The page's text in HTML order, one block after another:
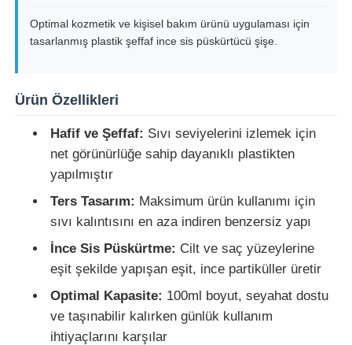
Optimal kozmetik ve kişisel bakım ürünü uygulaması için
tasarlanmış plastik şeffaf ince sis püskürtücü şişe.
Ürün Özellikleri
Hafif ve Şeffaf: Sıvı seviyelerini izlemek için
net görünürlüğe sahip dayanıklı plastikten
yapılmıştır
Ters Tasarım: Maksimum ürün kullanımı için
sıvı kalıntısını en aza indiren benzersiz yapı
İnce Sis Püskürtme: Cilt ve saç yüzeylerine
eşit şekilde yapışan eşit, ince partiküller üretir
Optimal Kapasite: 100ml boyut, seyahat dostu
ve taşınabilir kalırken günlük kullanım
ihtiyaçlarını karşılar